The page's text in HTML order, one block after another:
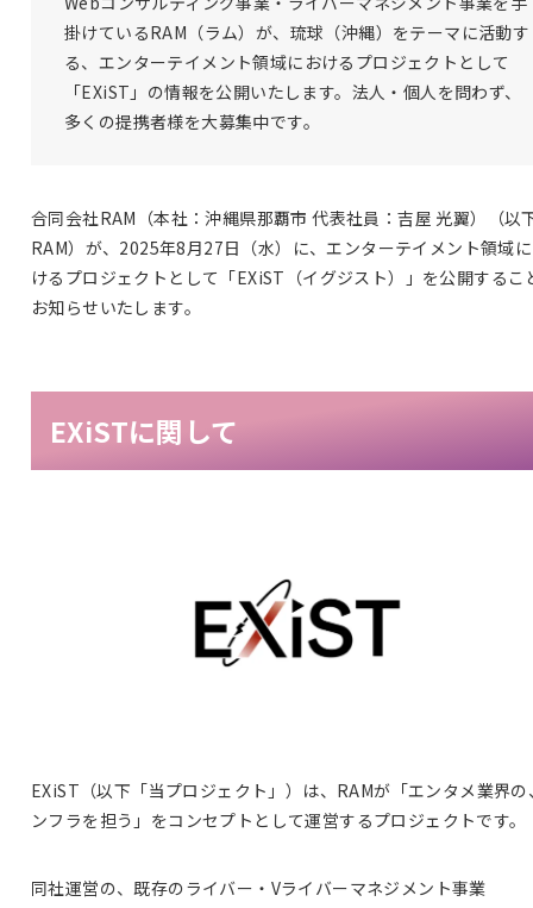
掛けているRAM（ラム）が、琉球（沖縄）をテーマに活動す
る、エンターテイメント領域におけるプロジェクトとして
「EXiST」の情報を公開いたします。法人・個人を問わず、
多くの提携者様を大募集中です。
合同会社RAM（本社：沖縄県那覇市 代表社員：吉屋 光翼）（以
RAM）が、2025年8月27日（水）に、エンターテイメント領域
けるプロジェクトとして「EXiST（イグジスト）」を公開するこ
お知らせいたします。
EXiSTに関して
EXiST（以下「当プロジェクト」）は、RAMが「エンタメ業界の
ンフラを担う」をコンセプトとして運営するプロジェクトです。
同社運営の、既存のライバー・Vライバーマネジメント事業